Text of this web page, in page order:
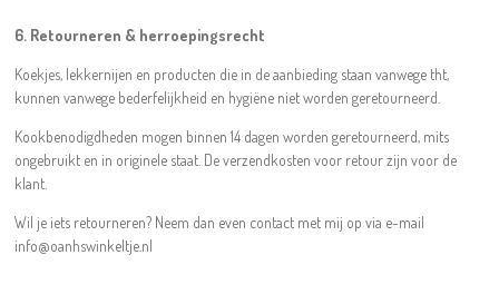
6. Retourneren & herroepingsrecht
Koekjes, lekkernijen en producten die in de aanbieding staan vanwege tht,
kunnen vanwege bederfelijkheid en hygiëne niet worden geretourneerd.
Kookbenodigdheden mogen binnen 14 dagen worden geretourneerd, mits
ongebruikt en in originele staat. De verzendkosten voor retour zijn voor de
klant.
Wil je iets retourneren? Neem dan even contact met mij op via e-mail
info@oanhswinkeltje.nl